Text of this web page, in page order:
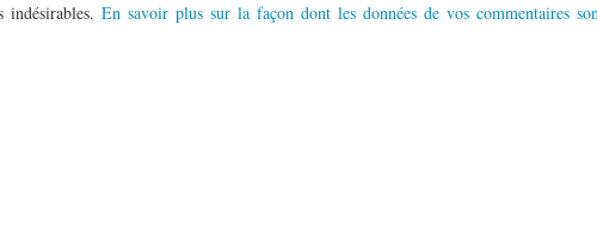
En savoir plus sur la façon dont les données de vos commentaires